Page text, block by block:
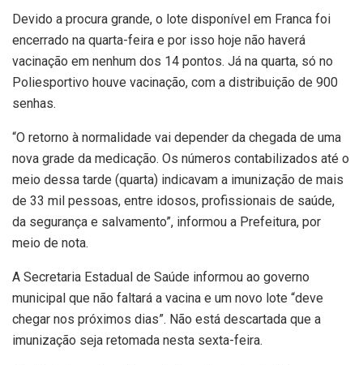
Devido a procura grande, o lote disponível em Franca foi
encerrado na quarta-feira e por isso hoje não haverá
vacinação em nenhum dos 14 pontos. Já na quarta, só no
Poliesportivo houve vacinação, com a distribuição de 900
senhas.
“O retorno à normalidade vai depender da chegada de uma
nova grade da medicação. Os números contabilizados até o
meio dessa tarde (quarta) indicavam a imunização de mais
de 33 mil pessoas, entre idosos, profissionais de saúde,
da segurança e salvamento”, informou a Prefeitura, por
meio de nota.
A Secretaria Estadual de Saúde informou ao governo
municipal que não faltará a vacina e um novo lote “deve
chegar nos próximos dias”. Não está descartada que a
imunização seja retomada nesta sexta-feira.